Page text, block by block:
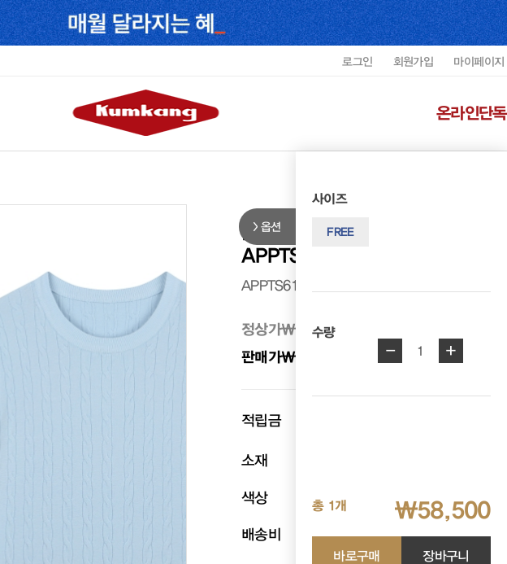
로그인 회원가입 마이페이지
온라인단독
옵션
사이즈
FREE
수량
- 1 +
총 1개 ₩58,500
바로구매 장바구니
버팔로 여성 꽈배기 반팔니트
APPTS6113WBUFT2
APPTS6113WBUFT2
정상가₩ 78,000
판매가₩ 58,500
적립금
소재
색상
배송비 무료배송